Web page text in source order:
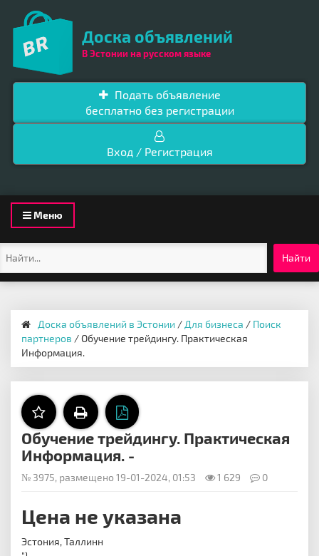
Доска объявлений
В Эстонии на русском языке
Подать объявление
бесплатно без регистрации
Вход / Регистрация
Toggle
navigation
Меню
Найти
Доска объявлений в Эстонии / Для бизнеса / Поиск
партнеров / Обучение трейдингу. Практическая
Информация.
Обучение трейдингу. Практическая
Информация. -
№ 3975, размещено 19-01-2024, 01:53 1 629 0
Цена не указана
Эстония, Таллинн